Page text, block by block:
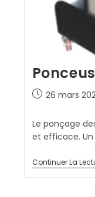
26 mars
Le ponçage
et efficace.
Continuer La